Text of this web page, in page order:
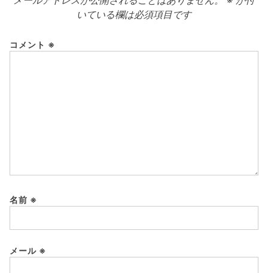
いている欄は必須項目です
コメント ※
名前 ※
メール ※